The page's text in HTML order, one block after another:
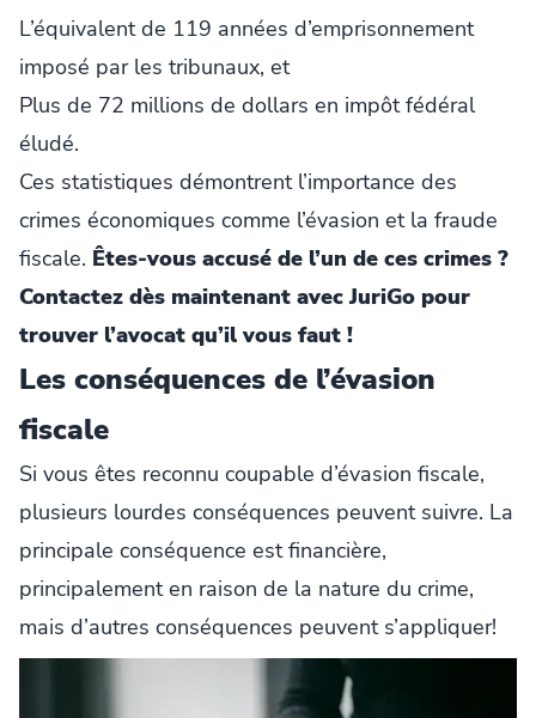
L’équivalent de 119 années d’emprisonnement
imposé par les tribunaux, et
Plus de 72 millions de dollars en impôt fédéral
éludé.
Ces statistiques démontrent l’importance des
crimes économiques comme l’évasion et la fraude
fiscale. Êtes-vous accusé de l’un de ces crimes ?
Contactez dès maintenant avec JuriGo pour
trouver l’avocat qu’il vous faut !
Les conséquences de l’évasion
fiscale
Si vous êtes reconnu coupable d’évasion fiscale,
plusieurs lourdes conséquences peuvent suivre. La
principale conséquence est financière,
principalement en raison de la nature du crime,
mais d’autres conséquences peuvent s’appliquer!